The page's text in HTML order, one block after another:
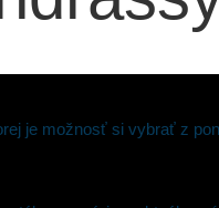
je možnosť si vybrať z